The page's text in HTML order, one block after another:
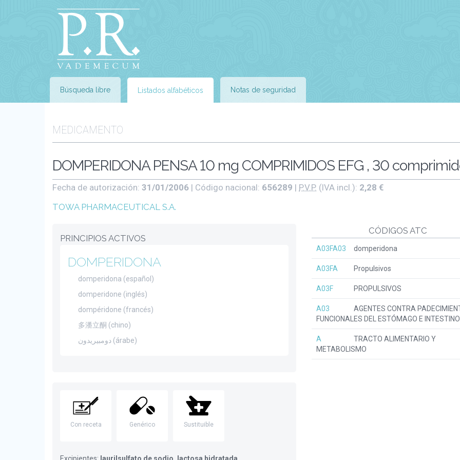
Búsqueda libre Listados alfabéticos Notas de seguridad
MEDICAMENTO
DOMPERIDONA PENSA 10 mg COMPRIMIDOS EFG , 30
Fecha de autorización: 31/01/2006 | Código nacional: 656289 | P.V.P. (IVA incl.): 2,28 €
TOWA PHARMACEUTICAL S.A.
CÓDIGOS ATC
A03FA03 domperidona
A03FA Propulsivos
A03F PROPULSIVOS
A03
AGENTES CONTRA
FUNCIONALES DEL ESTÓMAGO E INTESTINO
A
TRACTO ALIMENTARIO Y
METABOLISMO
PRINCIPIOS ACTIVOS
DOMPERIDONA
domperidona (español)
domperidone (inglés)
dompéridone (francés)
多潘立酮 (chino)
دومبيريدون (árabe)
Con receta Genérico Sustituible